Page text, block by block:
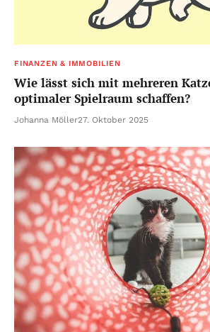
FINANZEN & IMMOBILIEN
Wie lässt sich mit mehreren
optimaler Spielraum schaffen?
Johanna Möller27. Oktober 2025